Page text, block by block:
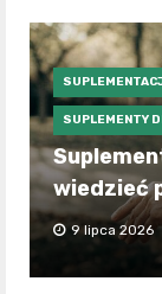
SUPLEMENTY
wiedzieć
9 lipca 2026